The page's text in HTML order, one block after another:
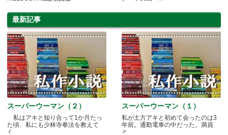
最新記事
スーパーウーマン（２）
私はアキと知り合って1か月たっ
た頃、私にも少林寺拳法を教えて
く.....
スーパーウーマン（１）
私が土方アキと初めて会ったのは3
年前。通勤電車の中だった。満員
と.....